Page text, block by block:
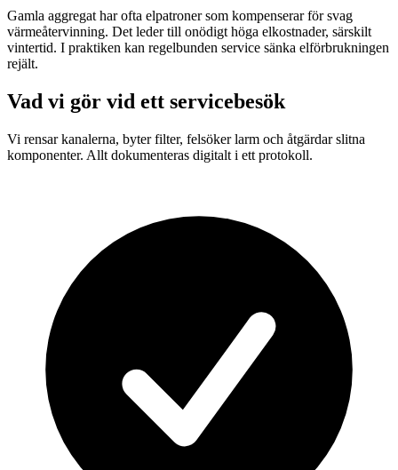
Gamla aggregat har ofta elpatroner som kompenserar för svag
värmeåtervinning. Det leder till onödigt höga elkostnader, särskilt
vintertid. I praktiken kan regelbunden service sänka elförbrukningen
rejält.
Vad vi gör vid ett servicebesök
Vi rensar kanalerna, byter filter, felsöker larm och åtgärdar slitna
komponenter. Allt dokumenteras digitalt i ett protokoll.